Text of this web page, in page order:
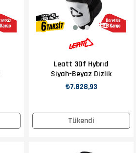
Tükendi
Leatt 3Df Hybrıd
Siyah-Beyaz Dizlik
₺7.828,93